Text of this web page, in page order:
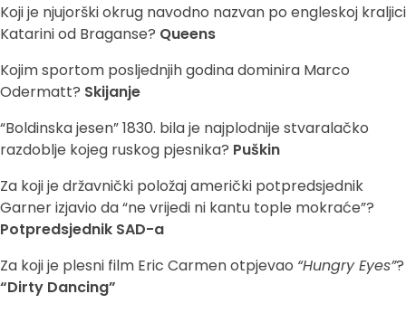
Koji je njujorški okrug navodno nazvan po engleskoj kraljici
Katarini od Braganse? Queens
Kojim sportom posljednjih godina dominira Marco
Odermatt? Skijanje
“Boldinska jesen” 1830. bila je najplodnije stvaralačko
razdoblje kojeg ruskog pjesnika? Puškin
Za koji je državnički položaj američki potpredsjednik
Garner izjavio da “ne vrijedi ni kantu tople mokraće”?
Potpredsjednik SAD-a
Za koji je plesni film Eric Carmen otpjevao “Hungry Eyes”?
“Dirty Dancing”